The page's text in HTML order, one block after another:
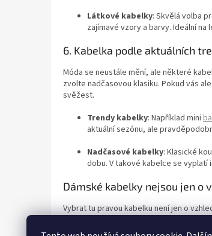
Látkové kabelky: Skvělá volba
zajímavé vzory a barvy. Ideální na
6. Kabelka podle aktuálních
Móda se neustále mění, ale některé
zvolte nadčasovou klasiku. Pokud vás
svěžest.
Trendy kabelky: Například mini
aktuální sezónu, ale
Nadčasové kabelky: Klasické
dobu. V takové kabelce se vyplatí
Dámské kabelky nejsou jen o
Vybrat tu pravou kabelku není jen o
se zamyslete nad tím, co vám
trendy. Kabelka je nejen praktickým